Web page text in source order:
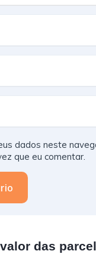
dados neste
que eu comentar.
das